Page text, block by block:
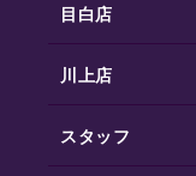
目白店
川上店
スタッフ